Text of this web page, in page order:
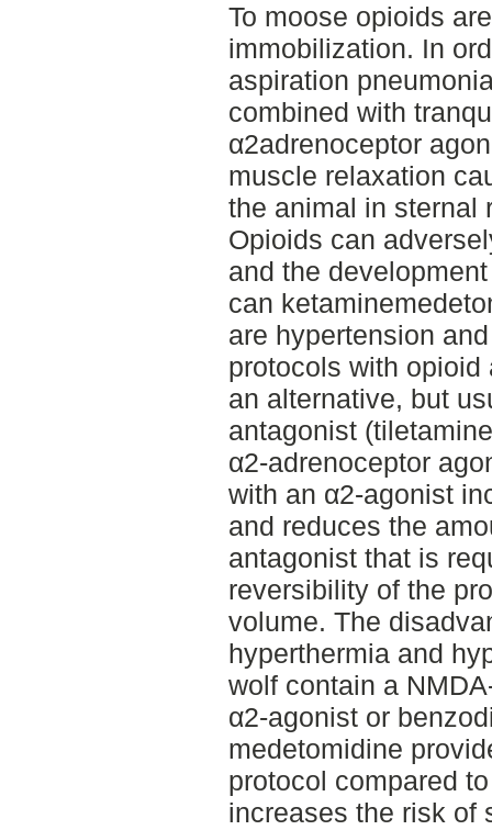
To moose opioids
immobilization. In
aspiration
combined with
α2adrenoceptor
muscle relaxation
the animal in sternal
Opioids can
and the
can
are hypertension
protocols with opioid
an alternative, but
antagonist
α2-adrenoceptor
with an α2-agonist
and reduces the
antagonist that is
reversibility of the
volume. The
hyperthermia and
wolf contain a
α2-agonist or
medetomidine
protocol compared
increases the risk of